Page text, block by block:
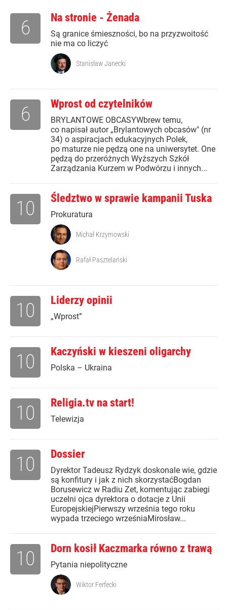
Na stronie - Żenada
Są granice śmieszności, bo na przyzwoitość
nie ma co liczyć
6
Stanisław Janecki
Wprost od czytelników
BRYLANTOWE OBCASYWbrew temu,
co napisał autor „Brylantowych obcasów" (nr
34) o aspiracjach edukacyjnych Polek,
po maturze nie pędzą one na uniwersytet. One
pędzą do przeróżnych Wyższych Szkół
Zarządzania Kurzem w Podwórzu i innych...
6
Śledztwo w sprawie kampanii Tuska
Prokuratura
10
Michał Krzymowski
Rafał Pasztelański
Liderzy opinii
„Wprost”
10
Kaczyński w kieszeni oligarchy
Polska – Ukraina
10
Religia.tv na start!
Telewizja
10
Dossier
Dyrektor Tadeusz Rydzyk doskonale wie, gdzie
są konfitury i jak z nich skorzystaćBogdan
Borusewicz w Radiu Zet, komentując zabiegi
uczelni ojca dyrektora o dotacje z Unii
EuropejskiejPierwszy września tego roku
wypada trzeciego wrześniaMirosław...
10
Dorn kosił Kaczmarka równo z trawą
Pytania niepolityczne
10
Wiktor Ferfecki